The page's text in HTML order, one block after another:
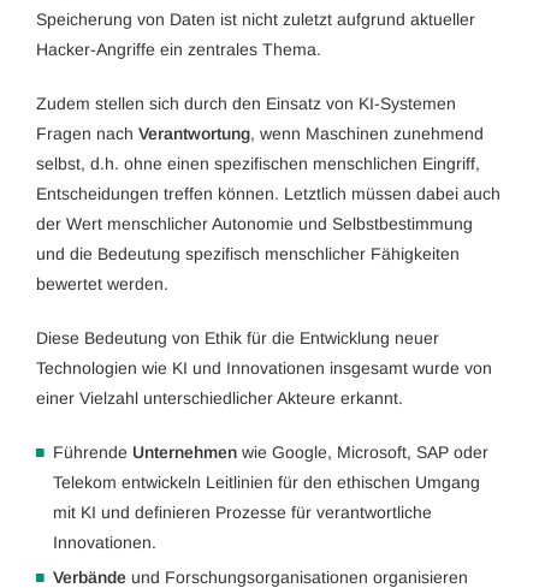
Speicherung von Daten ist nicht zuletzt aufgrund aktueller
Hacker-Angriffe ein zentrales Thema.
Zudem stellen sich durch den Einsatz von KI-Systemen
Fragen nach Verantwortung, wenn Maschinen zunehmend
selbst, d.h. ohne einen spezifischen menschlichen Eingriff,
Entscheidungen treffen können. Letztlich müssen dabei auch
der Wert menschlicher Autonomie und Selbstbestimmung
und die Bedeutung spezifisch menschlicher Fähigkeiten
bewertet werden.
Diese Bedeutung von Ethik für die Entwicklung neuer
Technologien wie KI und Innovationen insgesamt wurde von
einer Vielzahl unterschiedlicher Akteure erkannt.
Führende Unternehmenwie Google, Microsoft, SAP oder
Telekom entwickeln Leitlinien für den ethischen Umgang
mit KI und definieren Prozesse für verantwortliche
Innovationen.
Verbändeund Forschungsorganisationen organisieren